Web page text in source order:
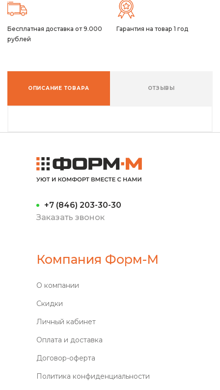
Бесплатная доставка от 9.000
рублей
Гарантия на товар 1 год
ОПИСАНИЕ ТОВАРА ОТЗЫВЫ
+7 (846) 203-30-30
Заказать звонок
Компания Форм-М
О компании
Скидки
Личный кабинет
Оплата и доставка
Договор-оферта
Политика конфиденциальности